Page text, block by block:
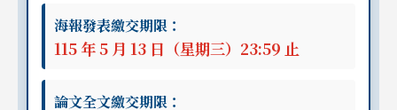
海報發表繳交期限：
115 年 5 月 13 日（星期三）23:59 止
論文全文繳交期限：